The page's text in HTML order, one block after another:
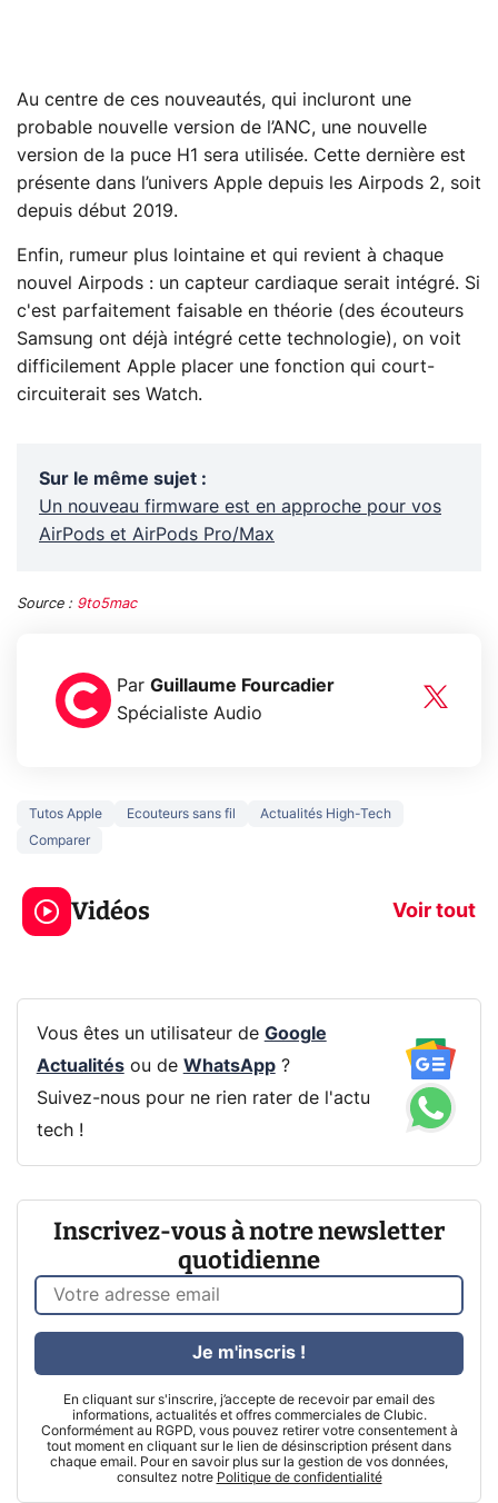
Au centre de ces nouveautés, qui incluront une
probable nouvelle version de l’ANC, une nouvelle
version de la puce H1 sera utilisée. Cette dernière est
présente dans l’univers Apple depuis les Airpods 2, soit
depuis début 2019.
Enfin, rumeur plus lointaine et qui revient à chaque
nouvel Airpods : un capteur cardiaque serait intégré. Si
c'est parfaitement faisable en théorie (des écouteurs
Samsung ont déjà intégré cette technologie), on voit
difficilement Apple placer une fonction qui court-
circuiterait ses Watch.
Sur le même sujet :
Un nouveau firmware est en approche pour vos
AirPods et AirPods Pro/Max
Source : 9to5mac
Par Guillaume Fourcadier
Spécialiste Audio
Tutos Apple Ecouteurs sans fil
Actualités High-Tech
Comparer
Vidéos Voir tout
5 générations de
jeux dans la
prochaine Xbox !
navigation
Vous êtes un utilisateur de Google
Actualitésou de WhatsApp?
Suivez-nous pour ne rien rater de l'actu
tech !
Inscrivez-vous à notre newsletter
quotidienne
En cliquant sur s'inscrire, j’accepte de recevoir par email des
informations, actualités et offres commerciales de Clubic.
Conformément au RGPD, vous pouvez retirer votre consentement à
tout moment en cliquant sur le lien de désinscription présent dans
chaque email. Pour en savoir plus sur la gestion de vos données,
consultez notre Politique de confidentialité
Je m'inscris !